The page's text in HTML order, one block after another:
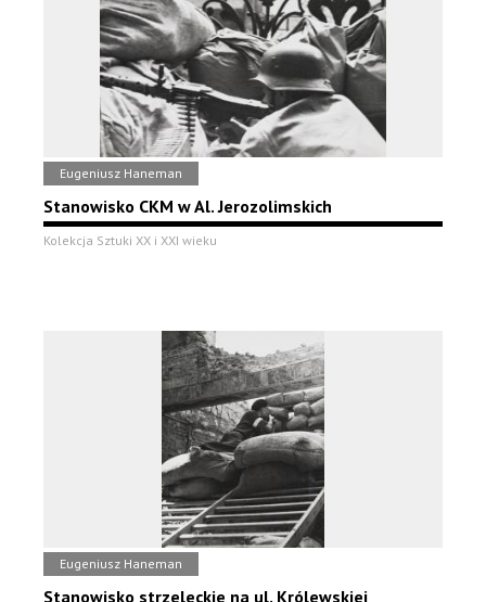
Eugeniusz Haneman
Stanowisko CKM w Al. Jerozolimskich
Kolekcja Sztuki XX i XXI wieku
Eugeniusz Haneman
Stanowisko strzeleckie na ul. Królewskiej